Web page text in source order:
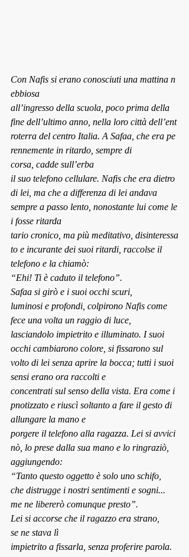
Con Nafis si erano conosciuti una mattina n
ebbiosa
all’ingresso della scuola, poco prima della
fine dell’ultimo anno, nella loro città dell’ent
roterra del centro Italia. A Safaa, che era pe
rennemente in ritardo, sempre di
corsa, cadde sull’erba
il suo telefono cellulare. Nafis che era dietro
di lei, ma che a differenza di lei andava
sempre a passo lento, nonostante lui come le
i fosse ritarda
tario cronico, ma più meditativo, disinteressa
to e incurante dei suoi ritardi, raccolse il
telefono e la chiamò:
“Ehi! Ti è caduto il telefono”.
Safaa si girò e i suoi occhi scuri,
luminosi e profondi, colpirono Nafis come
fece una volta un raggio di luce,
lasciandolo impietrito e illuminato. I suoi
occhi cambiarono colore, si fissarono sul
volto di lei senza aprire la bocca; tutti i suoi
sensi erano ora raccolti e
concentrati sul senso della vista. Era come i
pnotizzato e riuscì soltanto a fare il gesto di
allungare la mano e
porgere il telefono alla ragazza. Lei si avvici
nò, lo prese dalla sua mano e lo ringraziò,
aggiungendo:
“Tanto questo oggetto è solo uno schifo,
che distrugge i nostri sentimenti e sogni...
me ne libererò comunque presto”.
Lei si accorse che il ragazzo era strano,
se ne stava lì
impietrito a fissarla, senza proferire parola.